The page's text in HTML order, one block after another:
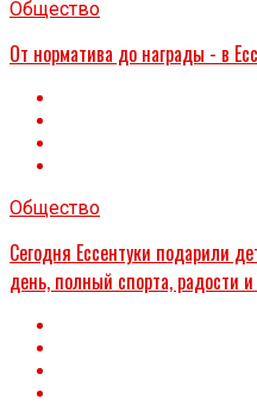
Общество
От норматива до награды - в
Общество
Сегодня Ессентуки подарили
день, полный спорта, радости